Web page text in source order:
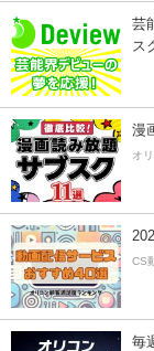
芸
ス
漫
オ
CS
毎